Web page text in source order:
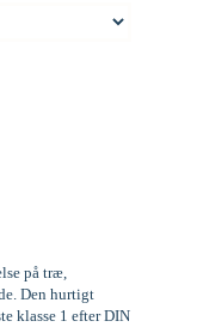
på træ,
Den hurtigt
klasse 1 efter DIN